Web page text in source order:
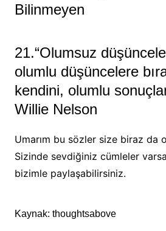
Bilinmeyen
21.“Olumsuz
olumlu düşüncelere
kendini, olumlu
Willie Nelson
Umarım bu sözler size biraz da
Sizinde sevdiğiniz cümleler
bizimle paylaşabilirsiniz.
Kaynak: thoughtsabove